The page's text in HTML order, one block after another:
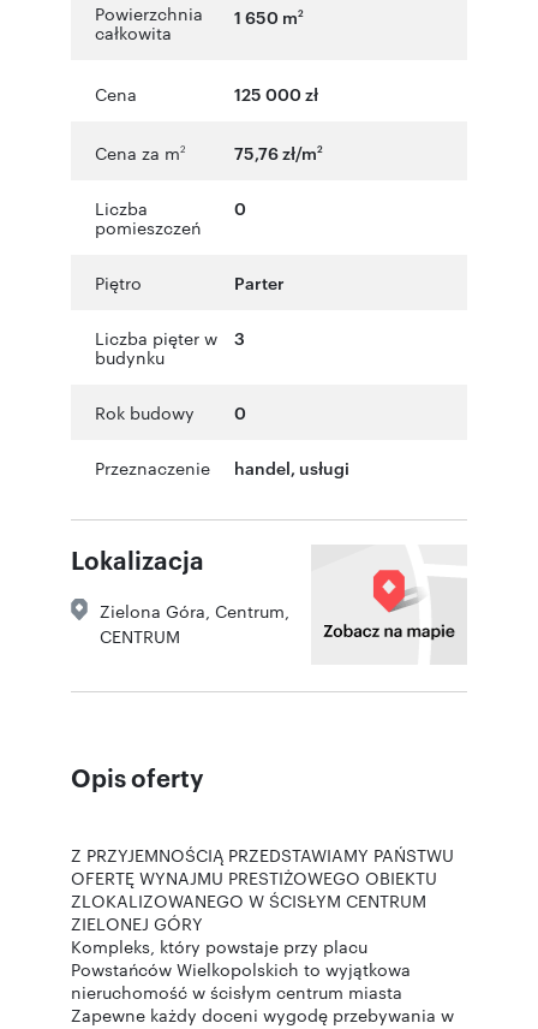
Powierzchnia
całkowita
1 650 m2
Cena 125 000 zł
Cena za m2 75,76 zł/m2
Liczba
pomieszczeń
0
Piętro Parter
Liczba pięter w
budynku
3
Rok budowy 0
Przeznaczenie handel, usługi
Lokalizacja
Zielona Góra Centrum
CENTRUM
Opis oferty
Z PRZYJEMNOŚCIĄ PRZEDSTAWIAMY PAŃSTWU
OFERTĘ WYNAJMU PRESTIŻOWEGO OBIEKTU
ZLOKALIZOWANEGO W ŚCISŁYM CENTRUM
ZIELONEJ GÓRY
Kompleks, który powstaje przy placu
Powstańców Wielkopolskich to wyjątkowa
nieruchomość w ścisłym centrum miasta
Zapewne każdy doceni wygodę przebywania w